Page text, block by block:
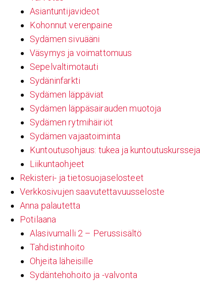
Asiantuntijavideot
Kohonnut verenpaine
Sydämen sivuääni
Väsymys ja voimattomuus
Sepelvaltimotauti
Sydäninfarkti
Sydämen läppäviat
Sydämen läppäsairauden muotoja
Sydämen rytmihäiriöt
Sydämen vajaatoiminta
Kuntoutusohjaus: tukea ja kuntoutuskursseja
Liikuntaohjeet
Rekisteri- ja tietosuojaselosteet
Verkkosivujen saavutettavuusseloste
Anna palautetta
Potilaana
Alasivumalli 2 – Perussisältö
Tahdistinhoito
Ohjeita läheisille
Sydäntehohoito ja -valvonta